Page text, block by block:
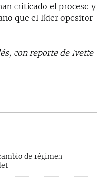
criticado el proceso y
que el líder opositor
con reporte de Ivette
de régimen